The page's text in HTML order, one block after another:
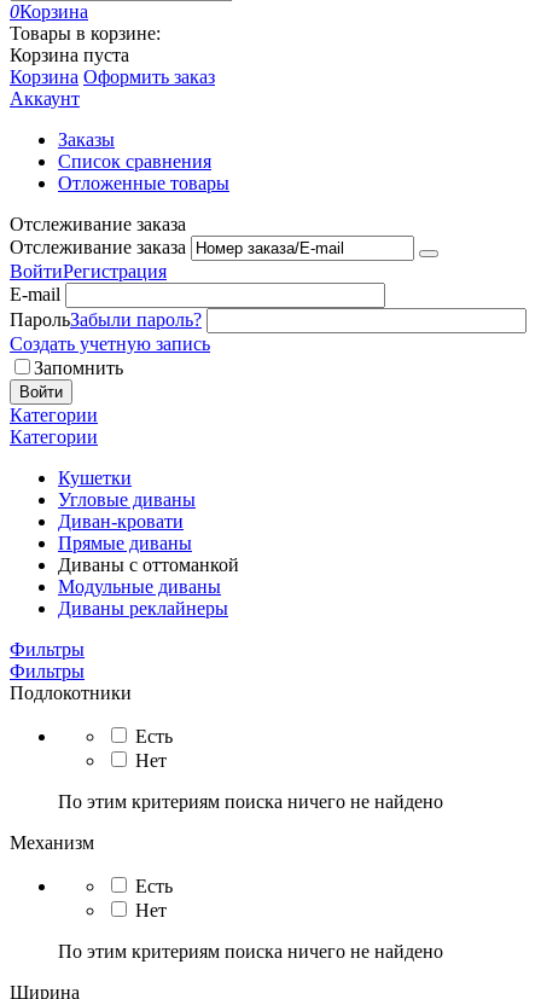
0Корзина
Товары в корзине:
Корзина пуста
Корзина Оформить заказ
Аккаунт
Заказы
Список сравнения
Отложенные товары
Отслеживание заказа
Отслеживание заказа
ВойтиРегистрация
E-mail
ПарольЗабыли пароль?
Создать учетную запись
Запомнить
Войти
Категории
Категории
Кушетки
Угловые диваны
Диван-кровати
Прямые диваны
Диваны с оттоманкой
Модульные диваны
Диваны реклайнеры
Фильтры
Фильтры
Подлокотники
Есть
Нет
По этим критериям поиска ничего не найдено
Механизм
Есть
Нет
По этим критериям поиска ничего не найдено
Ширина